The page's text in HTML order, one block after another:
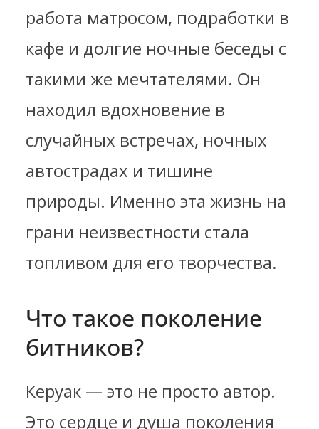
работа матросом, подработки в
кафе и долгие ночные беседы с
такими же мечтателями. Он
находил вдохновение в
случайных встречах, ночных
автострадах и тишине
природы. Именно эта жизнь на
грани неизвестности стала
топливом для его творчества.
Что такое поколение
битников?
Керуак — это не просто автор.
Это сердце и душа поколения